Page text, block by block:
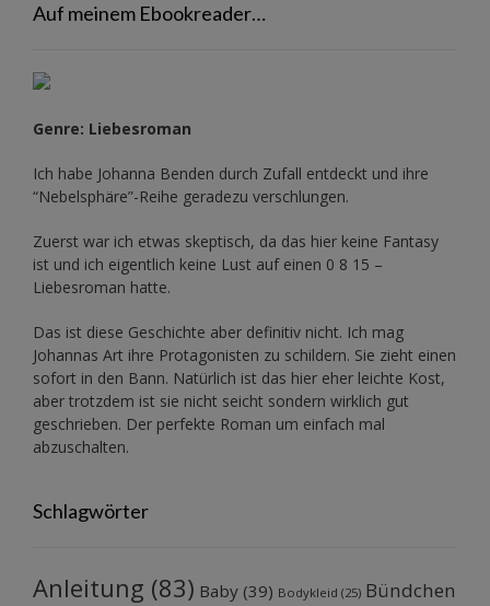
Auf meinem Ebookreader…
Genre: Liebesroman
Ich habe Johanna Benden durch Zufall entdeckt und ihre
“Nebelsphäre”-Reihe geradezu verschlungen.
Zuerst war ich etwas skeptisch, da das hier keine Fantasy
ist und ich eigentlich keine Lust auf einen 0 8 15 –
Liebesroman hatte.
Das ist diese Geschichte aber definitiv nicht. Ich mag
Johannas Art ihre Protagonisten zu schildern. Sie zieht einen
sofort in den Bann. Natürlich ist das hier eher leichte Kost,
aber trotzdem ist sie nicht seicht sondern wirklich gut
geschrieben. Der perfekte Roman um einfach mal
abzuschalten.
Schlagwörter
Anleitung (83) Baby (39) Bodykleid (25) Bündchen